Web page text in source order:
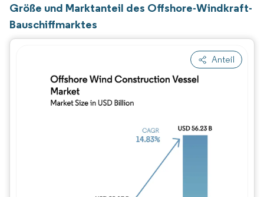
Größe und Marktanteil des Offshore-Windkraft-
Bauschiffmarktes
Anteil
Bild © Mordor Intelligence.